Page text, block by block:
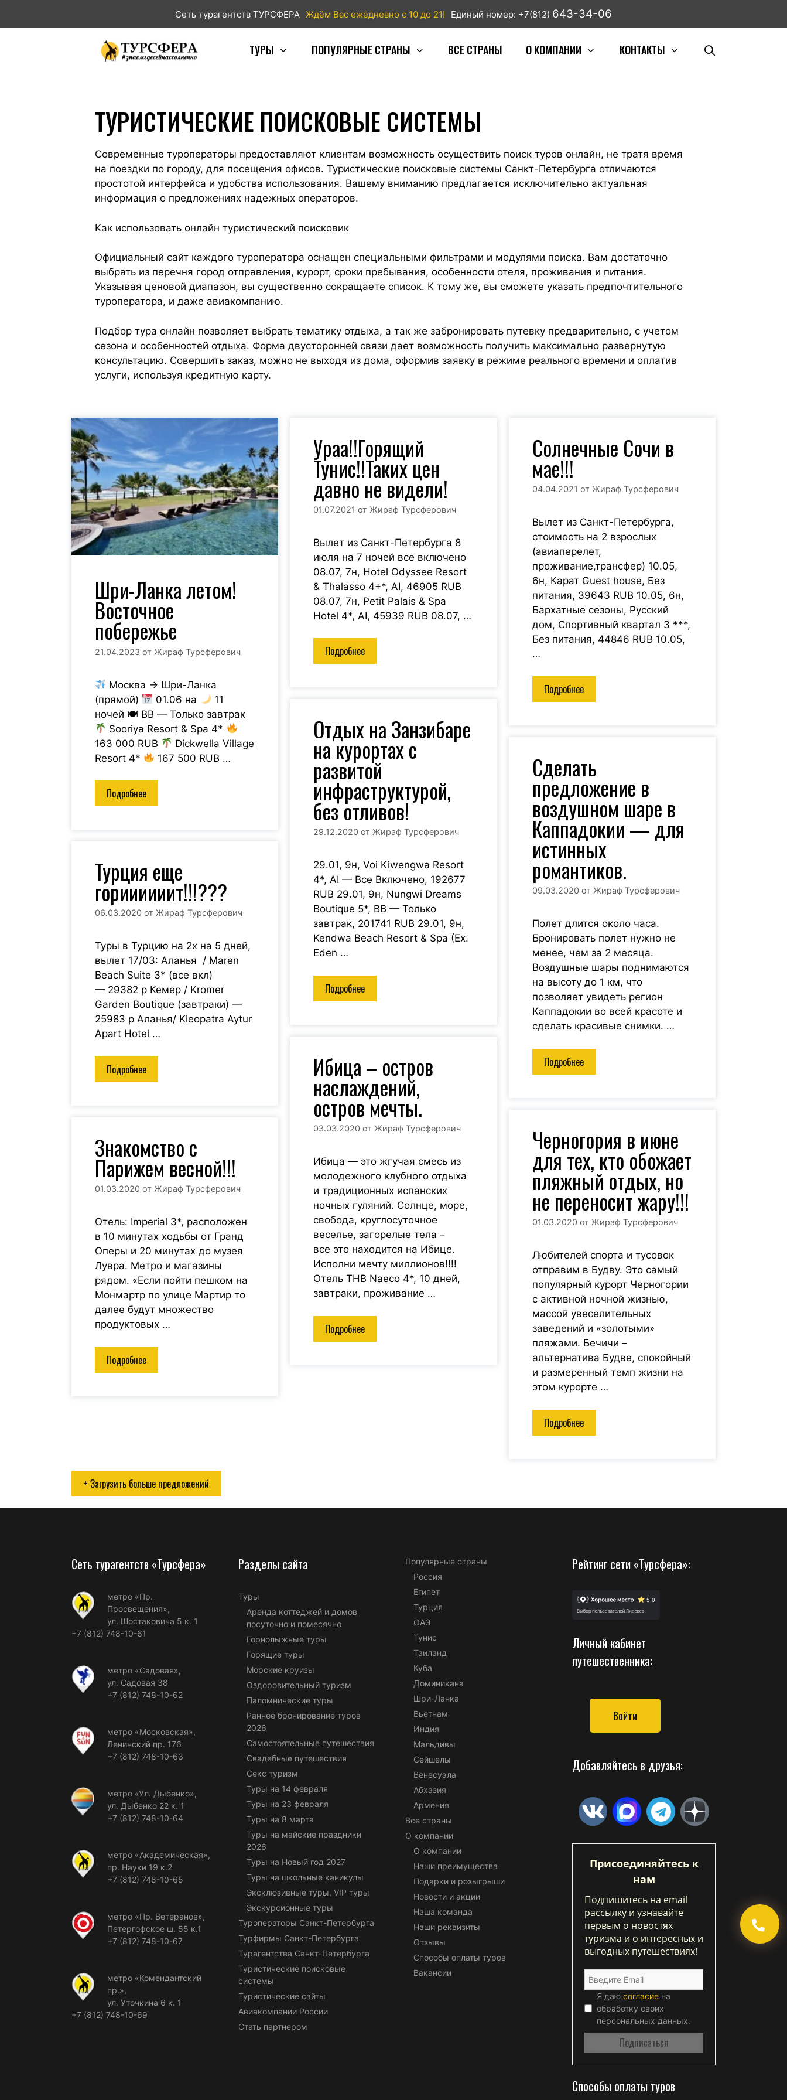
Сеть турагентств ТУРСФЕРА Ждём Вас ежедневно с 10 до 21! Единый номер: +7(812) 643-34-06
ТУРЫ ПОПУЛЯРНЫЕ СТРАНЫ ВСЕ СТРАНЫ О КОМПАНИИ КОНТАКТЫ
ТУРИСТИЧЕСКИЕ ПОИСКОВЫЕ СИСТЕМЫ
Современные туроператоры предоставляют клиентам возможность осуществить поиск туров онлайн, не тратя время
на поездки по городу, для посещения офисов. Туристические поисковые системы Санкт-Петербурга отличаются
простотой интерфейса и удобства использования. Вашему вниманию предлагается исключительно актуальная
информация о предложениях надежных операторов.
Как использовать онлайн туристический поисковик
Официальный сайт каждого туроператора оснащен специальными фильтрами и модулями поиска. Вам достаточно
выбрать из перечня город отправления, курорт, сроки пребывания, особенности отеля, проживания и питания.
Указывая ценовой диапазон, вы существенно сокращаете список. К тому же, вы сможете указать предпочтительного
туроператора, и даже авиакомпанию.
Подбор тура онлайн позволяет выбрать тематику отдыха, а так же забронировать путевку предварительно, с учетом
сезона и особенностей отдыха. Форма двусторонней связи дает возможность получить максимально развернутую
консультацию. Совершить заказ, можно не выходя из дома, оформив заявку в режиме реального времени и оплатив
услуги, используя кредитную карту.
Шри-Ланка летом!
Восточное
побережье
21.04.2023 от Жираф Турсферович
Москва → Шри-Ланка
(прямой)
01.06 на
11
ночей 🍽 BB — Только завтрак
Sooriya Resort & Spa 4*
163 000 RUB
Dickwella Village
Resort 4*
167 500 RUB …
Подробнее
Ураа!!Горящий
Тунис!!Таких цен
давно не видели!
01.07.2021 от Жираф Турсферович
Вылет из Санкт-Петербурга 8
июля на 7 ночей все включено
08.07, 7н, Hotel Odyssee Resort
& Thalasso 4+*, AI, 46905 RUB
08.07, 7н, Petit Palais & Spa
Hotel 4*, AI, 45939 RUB 08.07, …
Подробнее
Солнечные Сочи в
мае!!!
04.04.2021 от Жираф Турсферович
Вылет из Санкт-Петербурга,
стоимость на 2 взрослых
(авиаперелет,
проживание,трансфер) 10.05,
6н, Карат Guest house, Без
питания, 39643 RUB 10.05, 6н,
Бархатные сезоны, Русский
дом, Спортивный квартал 3 ***,
Без питания, 44846 RUB 10.05,
…
Подробнее
Отдых на Занзибаре
на курортах с
развитой
инфраструктурой,
без отливов!
29.12.2020 отЖираф Турсферович
29.01, 9н, Voi Kiwengwa Resort
4*, AI — Все Включено, 192677
RUB 29.01, 9н, Nungwi Dreams
Boutique 5*, BB — Только
завтрак, 201741 RUB 29.01, 9н,
Kendwa Beach Resort & Spa (Ex.
Eden …
Подробнее
Сделать
предложение в
воздушном шаре в
Каппадокии — для
истинных
романтиков.
09.03.2020 от Жираф Турсферович
Полет длится около часа.
Бронировать полет нужно не
менее, чем за 2 месяца.
Воздушные шары поднимаются
на высоту до 1 км, что
позволяет увидеть регион
Каппадокии во всей красоте и
сделать красивые снимки. …
Подробнее
Турция еще
гориииииит!!!???
06.03.2020 от Жираф Турсферович
Туры в Турцию на 2х на 5 дней,
вылет 17/03: Аланья / Maren
Beach Suite 3* (все вкл)
— 29382 р Кемер / Kromer
Garden Boutique (завтраки) —
25983 р Аланья/ Kleopatra Aytur
Apart Hotel …
Подробнее Ибица – остров
наслаждений,
остров мечты.
03.03.2020 от Жираф Турсферович
Ибица — это жгучая смесь из
молодежного клубного отдыха
и традиционных испанских
ночных гуляний. Солнце, море,
свобода, круглосуточное
веселье, загорелые тела –
все это находится на Ибице.
Исполни мечту миллионов!!!!
Отель THB Naeco 4*, 10 дней,
завтраки, проживание …
Подробнее
Черногория в июне
для тех, кто обожает
пляжный отдых, но
не переносит жару!!!
01.03.2020 от Жираф Турсферович
Любителей спорта и тусовок
отправим в Будву. Это самый
популярный курорт Черногории
с активной ночной жизнью,
массой увеселительных
заведений и «золотыми»
пляжами. Бечичи –
альтернатива Будве, спокойный
и размеренный темп жизни на
этом курорте …
Подробнее
Знакомство с
Парижем весной!!!
01.03.2020 от Жираф Турсферович
Отель: Imperial 3*, расположен
в 10 минутах ходьбы от Гранд
Оперы и 20 минутах до музея
Лувра. Метро и магазины
рядом. «Если пойти пешком на
Монмартр по улице Мартир то
далее будут множество
продуктовых …
Подробнее
+ Загрузить больше предложений
Сеть турагентств «Турсфера»
метро «Пр.
Просвещения»,
ул. Шостаковича 5 к. 1
+7 (812) 748-10-61
метро «Садовая»,
ул. Садовая 38
+7 (812) 748-10-62
метро «Московская»,
Ленинский пр. 176
+7 (812) 748-10-63
метро «Ул. Дыбенко»,
ул. Дыбенко 22 к. 1
+7 (812) 748-10-64
метро «Академическая»,
пр. Науки 19 к.2
+7 (812) 748-10-65
метро «Пр. Ветеранов»,
Петергофское ш. 55 к.1
+7 (812) 748-10-67
метро «Комендантский
пр.»,
ул. Уточкина 6 к. 1
+7 (812) 748-10-69
Разделы сайта
Туры
Аренда коттеджей и домов
посуточно и помесячно
Горнолыжные туры
Горящие туры
Морские круизы
Оздоровительный туризм
Паломнические туры
Раннее бронирование туров
2026
Самостоятельные путешествия
Свадебные путешествия
Секс туризм
Туры на 14 февраля
Туры на 23 февраля
Туры на 8 марта
Туры на майские праздники
2026
Туры на Новый год 2027
Туры на школьные каникулы
Эксклюзивные туры, VIP туры
Экскурсионные туры
Туроператоры Санкт-Петербурга
Турфирмы Санкт-Петербурга
Турагентства Санкт-Петербурга
Туристические поисковые
системы
Туристические сайты
Авиакомпании России
Стать партнером
Популярные страны
Россия
Египет
Турция
ОАЭ
Тунис
Таиланд
Куба
Доминикана
Шри-Ланка
Вьетнам
Индия
Мальдивы
Сейшелы
Венесуэла
Абхазия
Армения
Все страны
О компании
О компании
Наши преимущества
Подарки и розыгрыши
Новости и акции
Наша команда
Наши реквизиты
Отзывы
Способы оплаты туров
Вакансии
Рейтинг сети «Турсфера»:
Личный кабинет
путешественника:
Войти
Добавляйтесь в друзья:
Присоединяйтесь к
нам
Подпишитесь на email
рассылку и узнавайте
первым о новостях
туризма и о интересных и
выгодных путешествиях!
Я даю согласие на
обработку своих
персональных данных.
Способы оплаты туров